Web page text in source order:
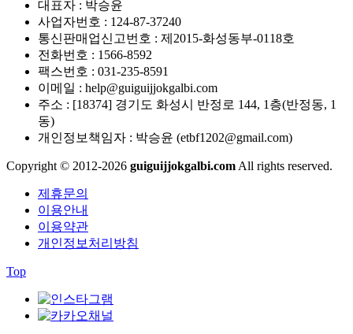
대표자 : 박승윤
사업자번호 : 124-87-37240
통신판매업신고번호 : 제2015-화성동부-0118호
전화번호 : 1566-8592
팩스번호 : 031-235-8591
이메일 : help@guiguijjokgalbi.com
주소 : [18374] 경기도 화성시 반정로 144, 1층(반정동, 1
동)
개인정보책임자 : 박승윤 (etbf1202@gmail.com)
Copyright © 2012-2026 guiguijjokgalbi.com All rights reserved.
제휴문의
이용안내
이용약관
개인정보처리방침
Top